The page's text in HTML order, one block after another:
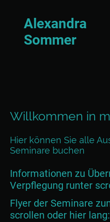
Alexandra
Sommer
Willkommen in
Hier können Sie alle
Seminare buchen
Informationen zu
Verpflegung runter
Flyer der Seminare
scrollen oder hier lang: